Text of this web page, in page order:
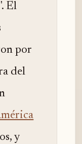
El
por
del
y